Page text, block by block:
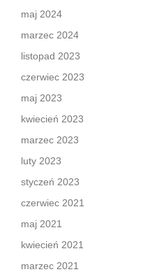
maj 2024
marzec 2024
listopad 2023
czerwiec 2023
maj 2023
kwiecień 2023
marzec 2023
luty 2023
styczeń 2023
czerwiec 2021
maj 2021
kwiecień 2021
marzec 2021